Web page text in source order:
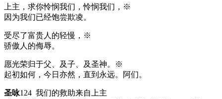
上主，求你怜悯我们，怜悯我们，※
因为我们已经饱尝欺凌。
受尽了富贵人的轻慢，※
骄傲人的侮辱。
愿光荣归于父、及子、及圣神。※
起初如何，今日亦然，直到永远。阿们。
圣咏124 我们的救助来自上主